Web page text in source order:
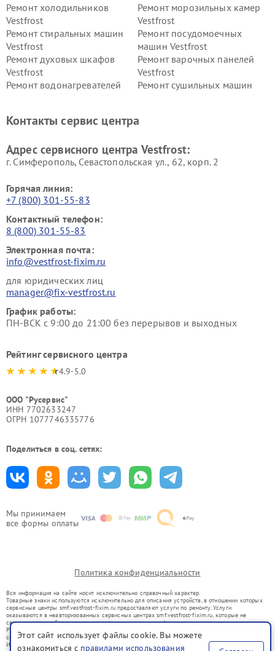
Мы принимаем
все формы оплаты
Ремонт холодильников
Vestfrost
Ремонт морозильных камер
Vestfrost
Ремонт стиральных машин
Vestfrost
Ремонт посудомоечных
машин Vestfrost
Ремонт духовых шкафов
Vestfrost
Ремонт варочных панелей
Vestfrost
Ремонт водонагревателей
Ремонт сушильных машин
Vestfrost
Контакты сервис центра
Адрес сервисного центра Vestfrost:
г. Симферополь, Севастопольская ул., 62, корп. 2
Горячая линия:
+7 (800) 301-55-83
Контактный телефон:
8 (800) 301-55-83
Электронная почта:
info@vestfrost-fixim.ru
для юридических лиц
manager@fix-vestfrost.ru
График работы:
ПН-ВСК с 9:00 до 21:00 без перерывов и выходных
Рейтинг сервисного центра
4.9-5.0
ООО "Русервис"
ИНН 7702633247
ОГРН 1077746335776
Поделиться в соц. сетях:
Политика конфиденциальности
Вся информация на сайте носит исключительно справочный характер.
Товарные знаки используются исключительно для описания устройств, в отношении которых
сервисные центры smf.vestfrost-fixim.ru предоставляют услуги по ремонту. Услуги
оказываются в неавторизованных сервисных центрах smf.vestfrost-fixim.ru, которые не
связаны с правообладателями товарных знаков или их официальными представителями.
Ремонт осуществляется для устройств, уже введенных в гражданский оборот в соответствии
со статьей 1487 ГК РФ.
Использование товарных знаков не преследует цели индивидуализации услуг или введения
Этот сайт использует файлы cookie. Вы можете
ознакомиться с правилами использования